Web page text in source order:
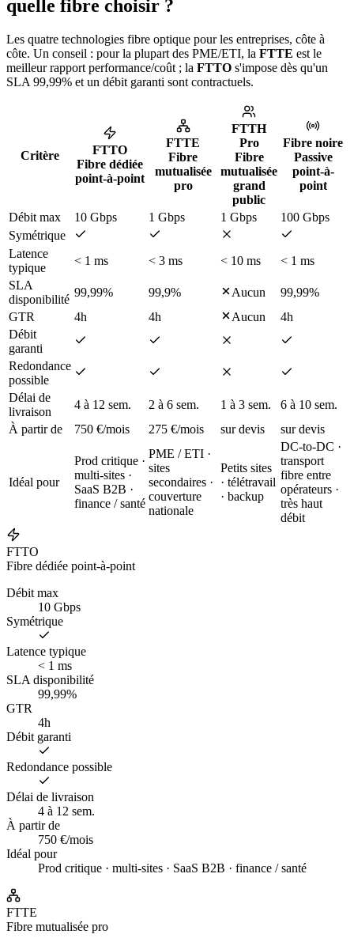
quelle fibre choisir ?
Les quatre technologies fibre optique pour les entreprises, côte à
côte. Un conseil : pour la plupart des PME/ETI, la FTTE est le
meilleur rapport performance/coût ; la FTTO s'impose dès qu'un
SLA 99,99% et un débit garanti sont contractuels.
Critère
FTTO
Fibre dédiée
point-à-point
FTTE
Fibre
mutualisée
pro
FTTH
Pro
Fibre
mutualisée
grand
public
Fibre noire
Passive
point-à-
point
Débit max 10 Gbps 1 Gbps 1 Gbps
100 Gbps
Symétrique
Latence
typique
< 1 ms < 3 ms < 10 ms
< 1 ms
SLA
disponibilité
99,99% 99,9% Aucun
99,99%
GTR
4h 4h Aucun
4h
Débit
garanti
Redondance
possible
Délai de
livraison
4 à 12 sem. 2 à 6 sem. 1 à 3 sem.
6 à 10 sem.
À partir de
750 €/mois 275 €/mois sur devis sur devis
Idéal pour
Prod critique ·
multi-sites ·
SaaS B2B ·
finance / santé
PME / ETI ·
sites
secondaires ·
couverture
nationale
Petits sites
· télétravail
· backup
DC-to-DC ·
transport
fibre entre
opérateurs ·
très haut
débit
FTTO
Fibre dédiée point-à-point
Débit max
10 Gbps
Symétrique
Latence typique
< 1 ms
SLA disponibilité
99,99%
GTR
4h
Débit garanti
Redondance possible
Délai de livraison
4 à 12 sem.
À partir de
750 €/mois
Idéal pour
Prod critique · multi-sites · SaaS B2B · finance / santé
FTTE
Fibre mutualisée pro